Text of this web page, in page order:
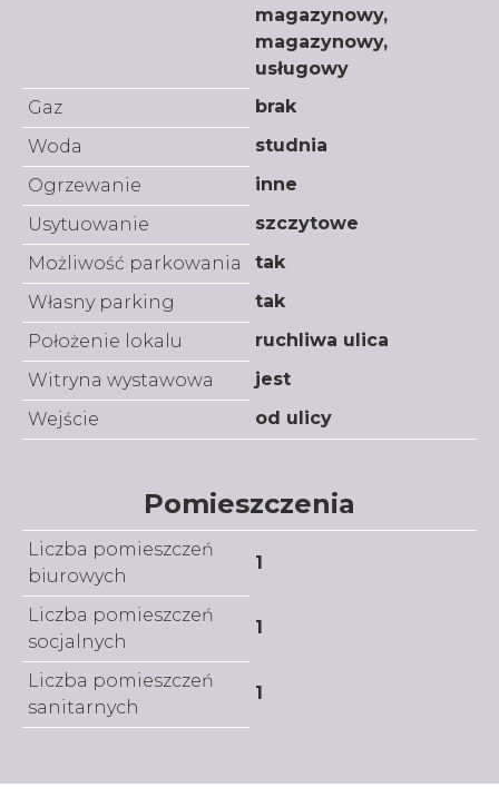
magazynowy,
magazynowy,
usługowy
Gaz
brak
Woda
studnia
Ogrzewanie
inne
Usytuowanie
szczytowe
Możliwość parkowania
tak
Własny parking
tak
Położenie lokalu
ruchliwa ulica
Witryna wystawowa
jest
Wejście
od ulicy
Pomieszczenia
Liczba pomieszczeń
biurowych
1
Liczba pomieszczeń
socjalnych
1
Liczba pomieszczeń
sanitarnych
1